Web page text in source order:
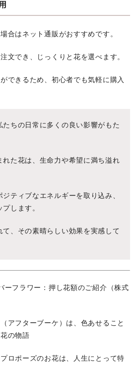
合はネット通販がおすすめです。
文でき、じっくりと花を選べます。
できるため、初心者でも気軽に購入
たちの日常に多くの良い影響がもた
れた花は、生命力や希望に満ち溢れ
ティブなエネルギーを取り込み、
します。
て、その素晴らしい効果を実感して
ーフラワー：押し花額のご紹介（株式
アフターブーケ）は、色あせること
の物語
ロポーズのお花は、人生にとって特